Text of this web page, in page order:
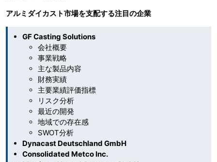
アルミダイカスト市場を支配する注目の企業
GF Casting Solutions
会社概要
事業戦略
主な製品内容
財務実績
主要業績評価指標
リスク分析
最近の開発
地域での存在感
SWOT分析
Dynacast Deutschland GmbH
Consolidated Metco Inc.